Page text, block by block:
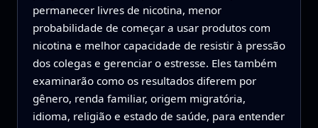
permanecer livres de nicotina, menor
probabilidade de começar a usar produtos com
nicotina e melhor capacidade de resistir à pressão
dos colegas e gerenciar o estresse. Eles também
examinarão como os resultados diferem por
gênero, renda familiar, origem migratória,
idioma, religião e estado de saúde, para entender